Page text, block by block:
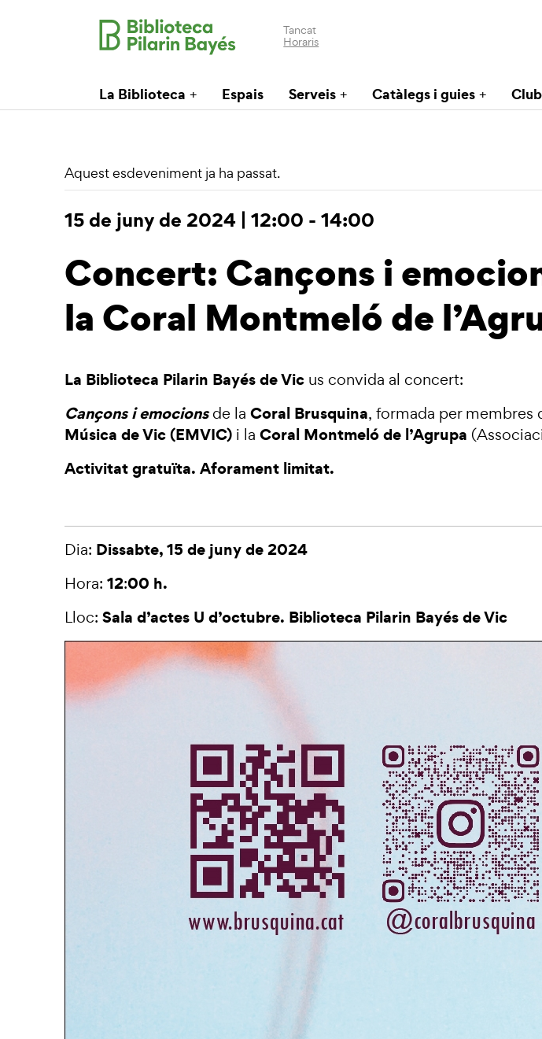
Tancat
Horaris
La Biblioteca Espais Serveis Catàlegs i guies
Aquest esdeveniment ja ha passat.
15 de juny de 2024 | 12:00 - 14:00
Concert: Cançons i
la Coral Montmeló de
La Biblioteca Pilarin Bayés de Vic us convida al concert:
Cançons i emocionsde la Coral Brusquina, formada per membres
Música de Vic (EMVIC) i la Coral Montmeló de l’Agrupa
Activitat gratuïta. Aforament limitat.
Dia: Dissabte, 15 de juny de 2024
Hora: 12:00 h.
Lloc: Sala d’actes U d’octubre. Biblioteca Pilarin Bayés de Vic